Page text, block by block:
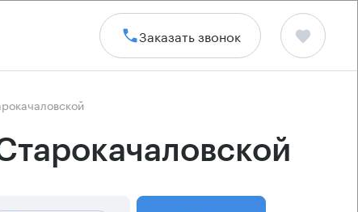
Заказать звонок